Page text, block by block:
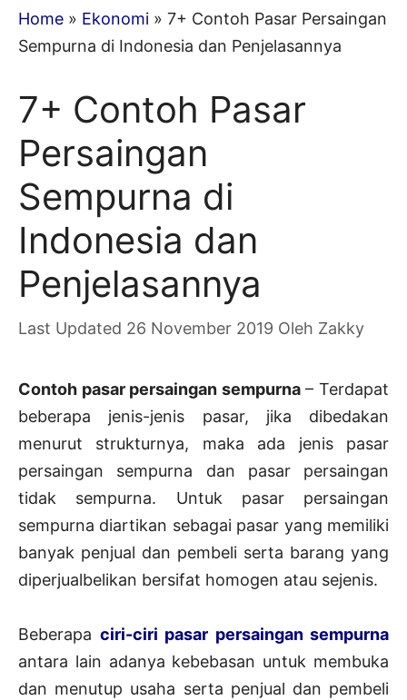
Home » Ekonomi » 7+ Contoh Pasar Persaingan
Sempurna di Indonesia dan Penjelasannya
7+ Contoh Pasar
Persaingan
Sempurna di
Indonesia dan
Penjelasannya
26 November 2019 Oleh Zakky
Contoh pasar persaingan sempurna– Terdapat
beberapa jenis-jenis pasar, jika dibedakan
menurut strukturnya, maka ada jenis pasar
persaingan sempurna dan pasar persaingan
tidak sempurna. Untuk pasar persaingan
sempurna diartikan sebagai pasar yang memiliki
banyak penjual dan pembeli serta barang yang
diperjualbelikan bersifat homogen atau sejenis.
Beberapa ciri-ciri pasar persaingan sempurna
antara lain adanya kebebasan untuk membuka
dan menutup usaha serta penjual dan pembeli